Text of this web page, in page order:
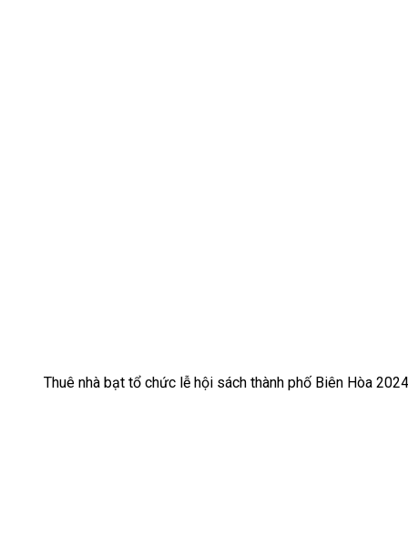
Thuê nhà bạt tổ chức lễ hội sách thành phố Biên Hòa